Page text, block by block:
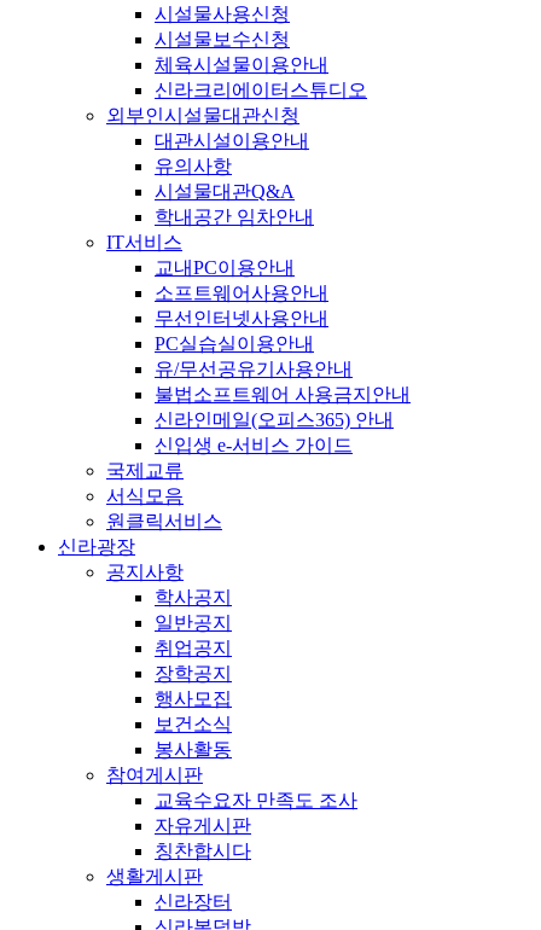
시설물사용신청
시설물보수신청
체육시설물이용안내
신라크리에이터스튜디오
외부인시설물대관신청
대관시설이용안내
유의사항
시설물대관Q&A
학내공간 임차안내
IT서비스
교내PC이용안내
소프트웨어사용안내
무선인터넷사용안내
PC실습실이용안내
유/무선공유기사용안내
불법소프트웨어 사용금지안내
신라인메일(오피스365) 안내
신입생 e-서비스 가이드
국제교류
서식모음
원클릭서비스
신라광장
공지사항
학사공지
일반공지
취업공지
장학공지
행사모집
보건소식
봉사활동
참여게시판
교육수요자 만족도 조사
자유게시판
칭찬합시다
생활게시판
신라장터